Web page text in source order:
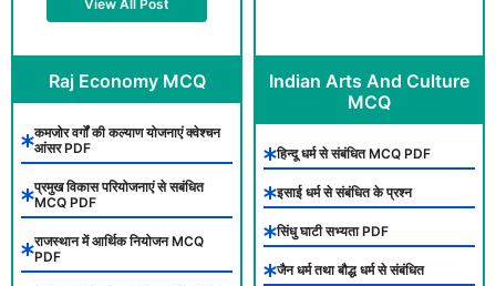
View All Post
Raj Economy MCQ
कमजोर वर्गों की कल्याण योजनाएं क्वेश्चन
आंसर PDF
प्रमुख विकास परियोजनाएं से सबंधित
MCQ PDF
राजस्थान में आर्थिक नियोजन MCQ
PDF
Indian Arts And Culture
MCQ
हिन्दू धर्म से संबंधित MCQ PDF
इसाई धर्म से संबंधित के प्रश्न
सिंधु घाटी सभ्यता PDF
जैन धर्म तथा बौद्ध धर्म से संबंधित